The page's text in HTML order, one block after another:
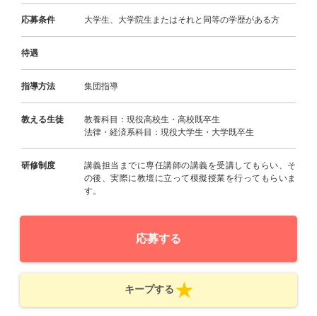
応募条件 大学生、大学院生またはそれと同等の学歴がある方
待遇
指導方法 集団指導
教える生徒
教養科目：現役高校生・高校既卒生
法律・経済系科目：現役大学生・大学既卒生
研修制度
講義担当までに専任講師の講義を受講してもらい、そ
の後、実際に教壇に立って模擬授業を行ってもらいま
す。
応募する
キープする